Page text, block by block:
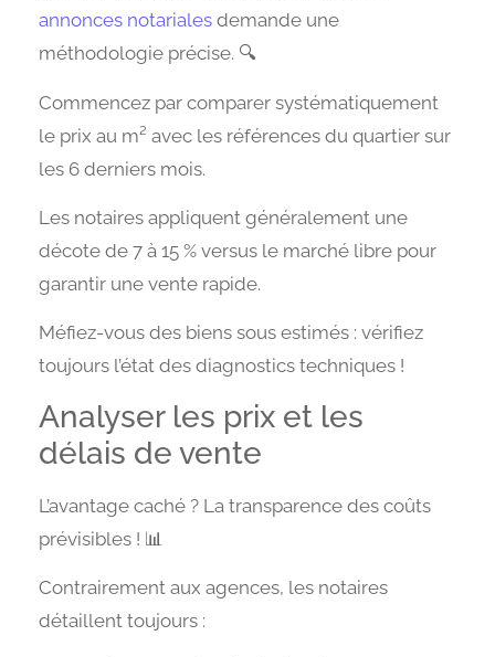
annonces notariales demande une
méthodologie précise. 🔍
Commencez par comparer systématiquement
le prix au m² avec les références du quartier sur
les 6 derniers mois.
Les notaires appliquent généralement une
décote de 7 à 15 % versus le marché libre pour
garantir une vente rapide.
Méfiez-vous des biens sous estimés : vérifiez
toujours l’état des diagnostics techniques !
Analyser les prix et les
délais de vente
L’avantage caché ? La transparence des coûts
prévisibles ! 📊
Contrairement aux agences, les notaires
détaillent toujours :